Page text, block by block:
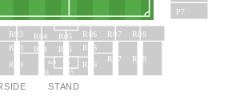
STAND
P7
R03 R04 R05 R06 R07 R08
R13 R14 R15 R16
R17 R18
R23 R24 R25 R26
R34 R35